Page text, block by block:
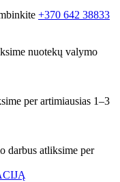
+370 642 38833
nuotekų valymo
per artimiausias 1–3
darbus atliksime per